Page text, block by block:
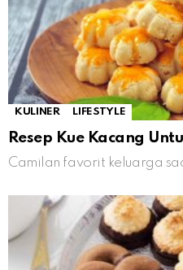
KULINER LIFESTYLE
Resep Kue Kacang
Camilan favorit keluarga